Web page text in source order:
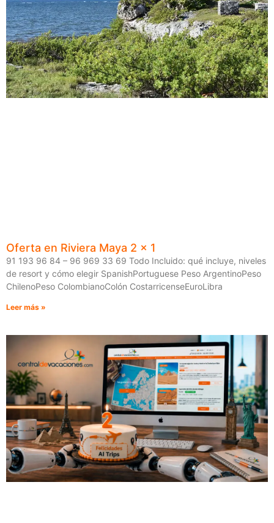
Oferta en Riviera Maya 2 x 1
91 193 96 84 – 96 969 33 69 Todo Incluido: qué incluye, niveles
de resort y cómo elegir SpanishPortuguese Peso ArgentinoPeso
ChilenoPeso ColombianoColón CostarricenseEuroLibra
Leer más »